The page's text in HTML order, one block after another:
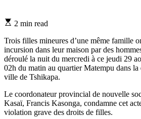
Estimated
time
2 min read
Trois filles mineures d’une même famille
incursion dans leur maison par des
déroulé la nuit du mercredi à ce jeudi 29
02h du matin au quartier Matempu dans
ville de Tshikapa.
Le coordonateur provincial de nouvelle
Kasaï, Francis Kasonga, condamne cet
violation grave des droits de filles.